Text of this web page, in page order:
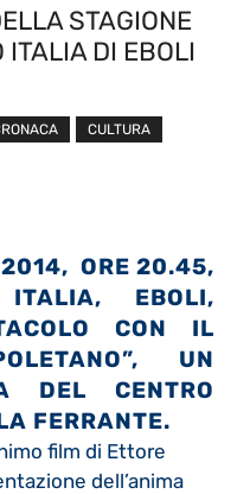
STAGIONE
ITALIA DI EBOLI
CULTURA
2014, ORE 20.45,
EBOLI,
CON IL
UN
DEL CENTRO
FERRANTE.
film di Ettore
dell’anima